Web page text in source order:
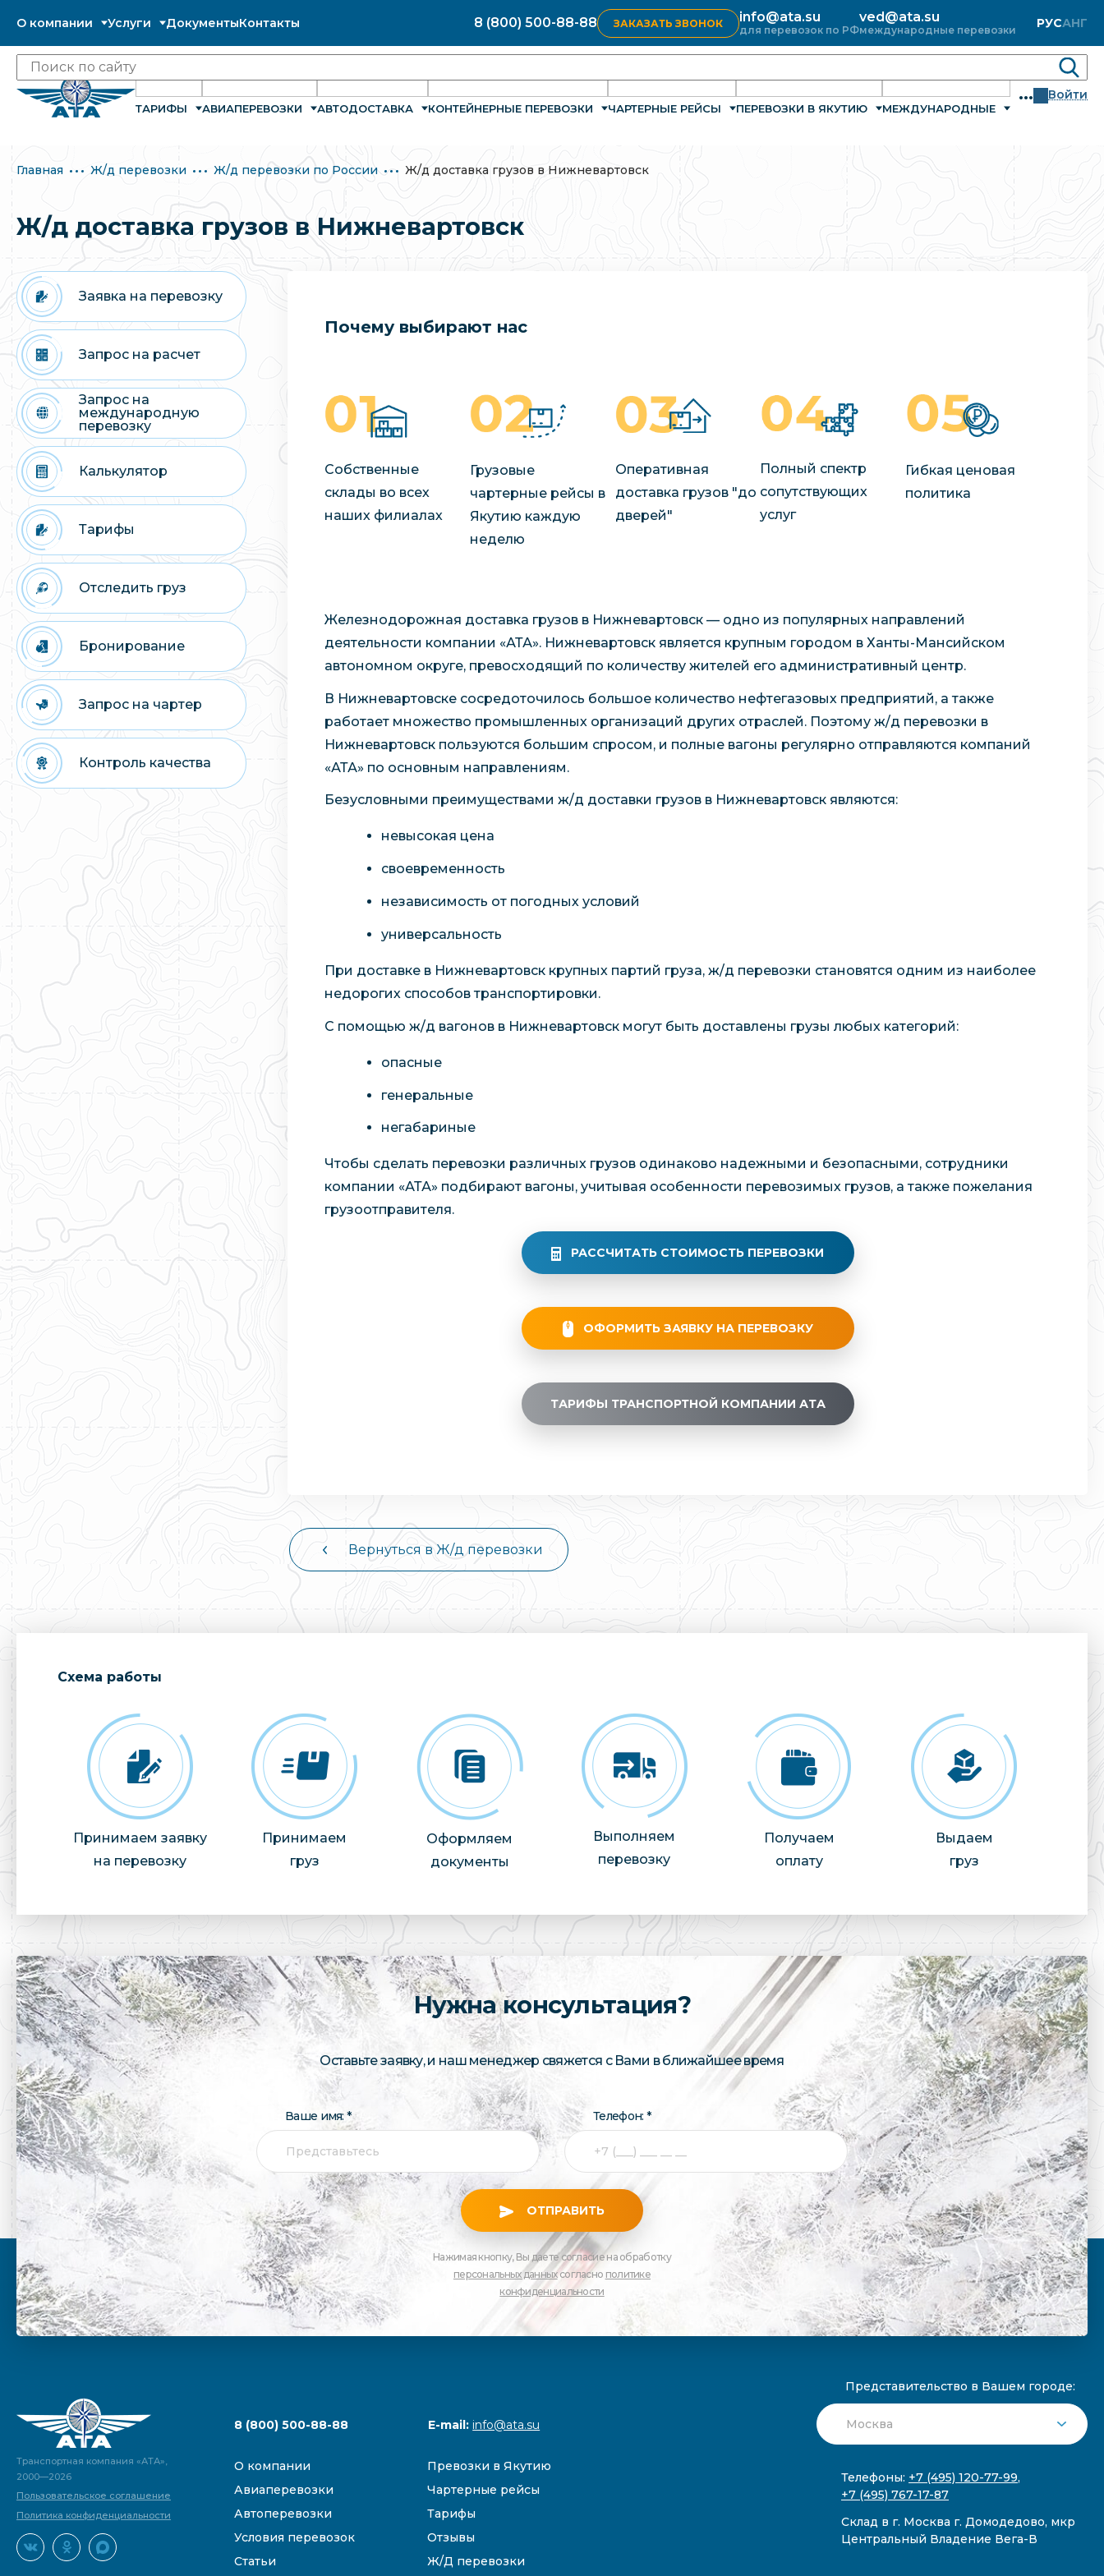
О компании Услуги ДокументыКонтакты 8 (800) 500-88-88 ЗАКАЗАТЬ ЗВОНОК info@ata.su
для перевозок по РФ
ved@ata.su
международные перевозки РУСАНГ
ТАРИФЫ АВИАПЕРЕВОЗКИ АВТОДОСТАВКА КОНТЕЙНЕРНЫЕ ПЕРЕВОЗКИ ЧАРТЕРНЫЕ РЕЙСЫ ПЕРЕВОЗКИ В ЯКУТИЮ МЕЖДУНАРОДНЫЕ
... Войти
Главная Ж/д перевозки Ж/д перевозки по России Ж/д доставка грузов в Нижневартовск
Ж/д доставка грузов в Нижневартовск
Заявка на перевозку
Запрос на расчет
Запрос на
международную
перевозку
Калькулятор
Тарифы
Отследить груз
Бронирование
Запрос на чартер
Контроль качества
Почему выбирают нас
Собственные
склады во всех
наших филиалах
Грузовые
чартерные рейсы в
Якутию каждую
неделю
Оперативная
доставка грузов "до
дверей"
Полный спектр
сопутствующих
услуг
Гибкая ценовая
политика
Железнодорожная доставка грузов в Нижневартовск — одно из популярных направлений
деятельности компании «АТА». Нижневартовск является крупным городом в Ханты-Мансийском
автономном округе, превосходящий по количеству жителей его административный центр.
В Нижневартовске сосредоточилось большое количество нефтегазовых предприятий, а также
работает множество промышленных организаций других отраслей. Поэтому ж/д перевозки в
Нижневартовск пользуются большим спросом, и полные вагоны регулярно отправляются компаний
«АТА» по основным направлениям.
Безусловными преимуществами ж/д доставки грузов в Нижневартовск являются:
невысокая цена
своевременность
независимость от погодных условий
универсальность
При доставке в Нижневартовск крупных партий груза, ж/д перевозки становятся одним из наиболее
недорогих способов транспортировки.
С помощью ж/д вагонов в Нижневартовск могут быть доставлены грузы любых категорий:
опасные
генеральные
негабариные
Чтобы сделать перевозки различных грузов одинаково надежными и безопасными, сотрудники
компании «АТА» подбирают вагоны, учитывая особенности перевозимых грузов, а также пожелания
грузоотправителя.
РАССЧИТАТЬ СТОИМОСТЬ ПЕРЕВОЗКИ
ОФОРМИТЬ ЗАЯВКУ НА ПЕРЕВОЗКУ
ТАРИФЫ ТРАНСПОРТНОЙ КОМПАНИИ АТА
Вернуться в Ж/д перевозки
Cхема работы
Принимаем заявку
на перевозку
Принимаем
груз
Оформляем
документы
Выполняем
перевозку
Получаем
оплату
Выдаем
груз
Нужна консультация?
Оставьте заявку, и наш менеджер свяжется с Вами в ближайшее время
Ваше имя: * Телефон: *
ОТПРАВИТЬ
Нажимая кнопку, Вы даете согласие на обработку
персональных данныхсогласно политике
конфиденциальности
Транспортная компания «АТА»,
2000—2026
Пользовательское соглашение
Политика конфиденциальности
8 (800) 500-88-88 E-mail:info@ata.su
О компании
Превозки в Якутию
Авиаперевозки
Чартерные рейсы
Автоперевозки
Тарифы
Условия перевозок
Отзывы
Статьи
Ж/Д перевозки
Представительство в Вашем городе:
Телефоны: +7 (495) 120-77-99,
+7 (495) 767-17-87
Склад в г. Москва г. Домодедово, мкр
Центральный Владение Вега-В